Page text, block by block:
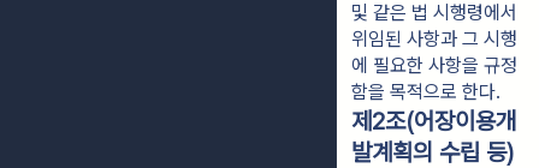
및 같은 법 시행령에서
위임된 사항과 그 시행
에 필요한 사항을 규정
함을 목적으로 한다.
제2조(어장이용개
발계획의 수립 등)